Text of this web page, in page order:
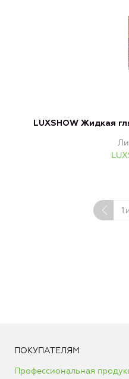
LUXSHOW Жидкая
1
ПОКУПАТЕЛЯМ
Профессиональная